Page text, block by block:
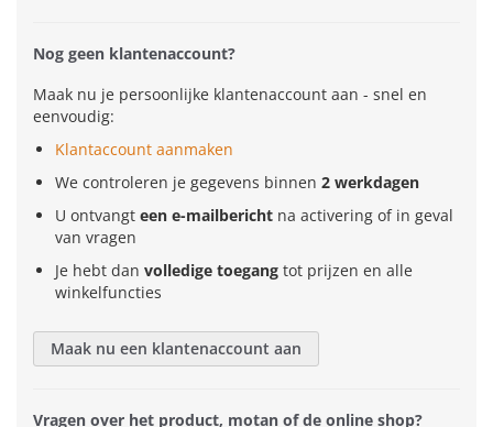
Nog geen klantenaccount?
Maak nu je persoonlijke klantenaccount aan - snel en
eenvoudig:
Klantaccount aanmaken
We controleren je gegevens binnen 2 werkdagen
U ontvangt een e-mailbericht na activering of in geval
van vragen
Je hebt dan volledige toegang tot prijzen en alle
winkelfuncties
Maak nu een klantenaccount aan
Vragen over het product, motan of de online shop?